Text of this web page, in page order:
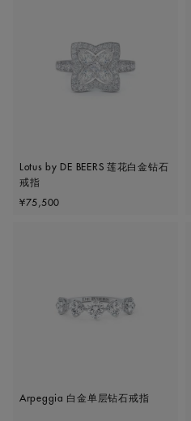
Lotus by DE BEERS 莲花白金钻石
戒指
Original price
¥75,500
Arpeggia 白金单层钻石戒指